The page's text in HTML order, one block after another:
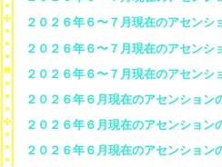
２０２６年６〜７月現在のアセン
２０２６年６〜７月現在のアセン
２０２６年６〜７月現在のアセン
２０２６年６月現在のアセンショ
２０２６年６月現在のアセンショ
２０２６年６月現在のアセンショ